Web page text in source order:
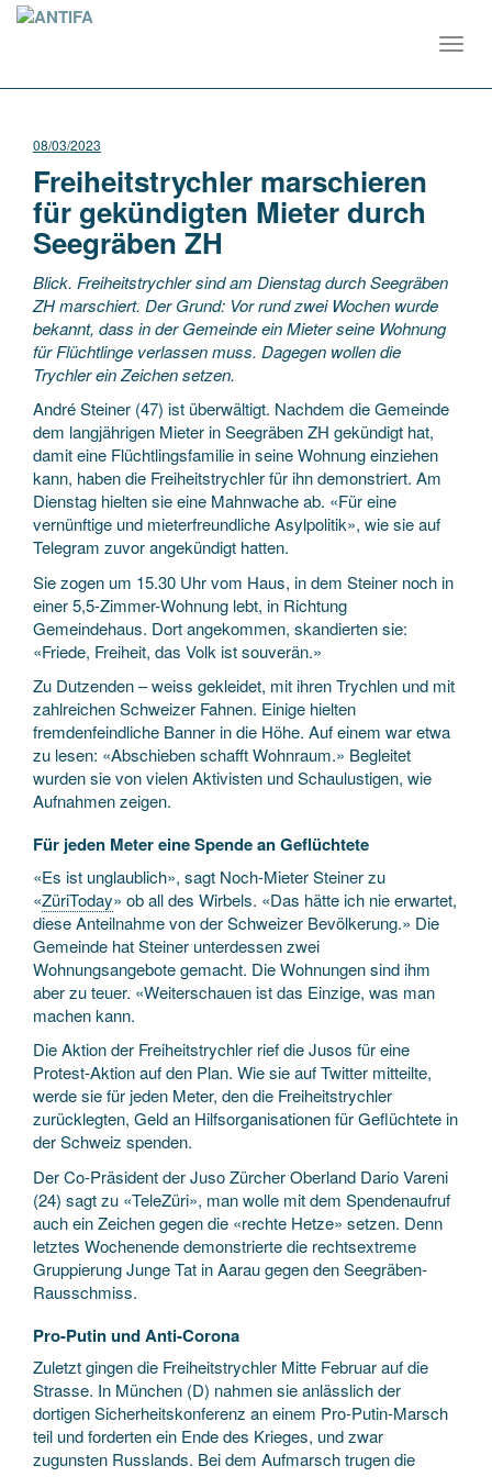
08/03/2023
Freiheitstrychler marschieren
für gekündigten Mieter durch
Seegräben ZH
Blick. Freiheitstrychler sind am Dienstag durch Seegräben
ZH marschiert. Der Grund: Vor rund zwei Wochen wurde
bekannt, dass in der Gemeinde ein Mieter seine Wohnung
für Flüchtlinge verlassen muss. Dagegen wollen die
Trychler ein Zeichen setzen.
André Steiner (47) ist überwältigt. Nachdem die Gemeinde
dem langjährigen Mieter in Seegräben ZH gekündigt hat,
damit eine Flüchtlingsfamilie in seine Wohnung einziehen
kann, haben die Freiheitstrychler für ihn demonstriert. Am
Dienstag hielten sie eine Mahnwache ab. «Für eine
vernünftige und mieterfreundliche Asylpolitik», wie sie auf
Telegram zuvor angekündigt hatten.
Sie zogen um 15.30 Uhr vom Haus, in dem Steiner noch in
einer 5,5-Zimmer-Wohnung lebt, in Richtung
Gemeindehaus. Dort angekommen, skandierten sie:
«Friede, Freiheit, das Volk ist souverän.»
Zu Dutzenden – weiss gekleidet, mit ihren Trychlen und mit
zahlreichen Schweizer Fahnen. Einige hielten
fremdenfeindliche Banner in die Höhe. Auf einem war etwa
zu lesen: «Abschieben schafft Wohnraum.» Begleitet
wurden sie von vielen Aktivisten und Schaulustigen, wie
Aufnahmen zeigen.
Für jeden Meter eine Spende an Geflüchtete
«Es ist unglaublich», sagt Noch-Mieter Steiner zu
«ZüriToday» ob all des Wirbels. «Das hätte ich nie erwartet,
diese Anteilnahme von der Schweizer Bevölkerung.» Die
Gemeinde hat Steiner unterdessen zwei
Wohnungsangebote gemacht. Die Wohnungen sind ihm
aber zu teuer. «Weiterschauen ist das Einzige, was man
machen kann.
Die Aktion der Freiheitstrychler rief die Jusos für eine
Protest-Aktion auf den Plan. Wie sie auf Twitter mitteilte,
werde sie für jeden Meter, den die Freiheitstrychler
zurücklegten, Geld an Hilfsorganisationen für Geflüchtete in
der Schweiz spenden.
Der Co-Präsident der Juso Zürcher Oberland Dario Vareni
(24) sagt zu «TeleZüri», man wolle mit dem Spendenaufruf
auch ein Zeichen gegen die «rechte Hetze» setzen. Denn
letztes Wochenende demonstrierte die rechtsextreme
Gruppierung Junge Tat in Aarau gegen den Seegräben-
Rausschmiss.
Pro-Putin und Anti-Corona
Zuletzt gingen die Freiheitstrychler Mitte Februar auf die
Strasse. In München (D) nahmen sie anlässlich der
dortigen Sicherheitskonferenz an einem Pro-Putin-Marsch
teil und forderten ein Ende des Krieges, und zwar
zugunsten Russlands. Bei dem Aufmarsch trugen die